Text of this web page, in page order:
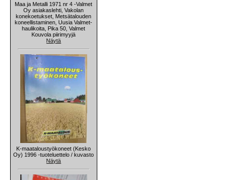
Maa ja Metalli 1971 nr 4 -Valmet
Oy asiakaslehti, Vakolan
konekoetukset, Metsätalouden
koneellistaminen, Uusia Valmet-
haulikoita, Pika 50, Valmet
Kouvola piirimyyjä
Näytä
K-maataloustyökoneet (Kesko
Oy) 1996 -tuoteluettelo / kuvasto
Näytä